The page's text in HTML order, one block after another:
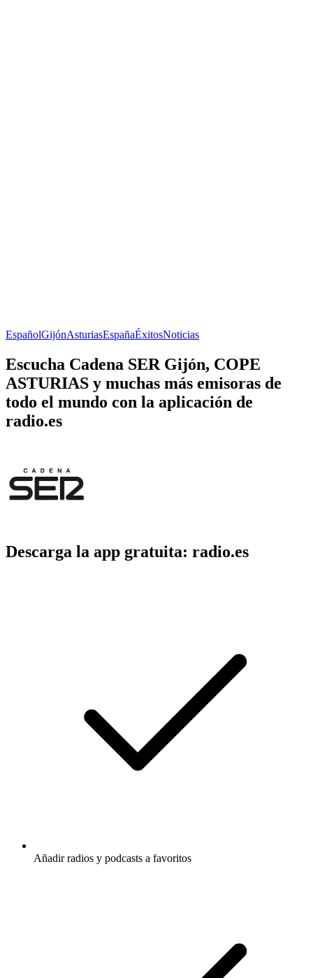
EspañolGijónAsturiasEspañaÉxitosNoticias
Escucha Cadena SER Gijón, COPE
ASTURIAS y muchas más emisoras de
todo el mundo con la aplicación de
radio.es
Descarga la app gratuita: radio.es
Añadir radios y podcasts a favoritos